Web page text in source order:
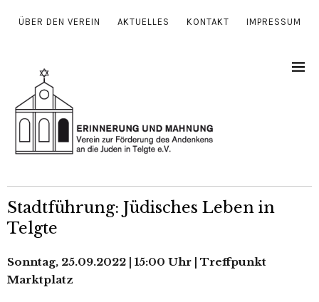
ÜBER DEN VEREIN AKTUELLES KONTAKT IMPRESSUM
Stadtführung: Jüdisches Leben in
Telgte
Sonntag, 25.09.2022 | 15:00 Uhr | Treffpunkt
Marktplatz